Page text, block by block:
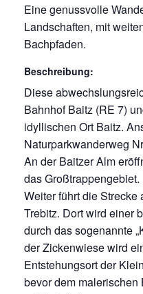
Eine genussvolle
Landschaften, mit
Bachpfaden.
Beschreibung:
Diese
Bahnhof Baitz (RE 7)
idyllischen Ort Baitz.
Naturparkwanderweg
An der Baitzer Alm
das Großtrappengebiet.
Weiter führt die
Trebitz. Dort wird einer
durch das sogenannte
der Zickenwiese wird
Entstehungsort der
bevor dem